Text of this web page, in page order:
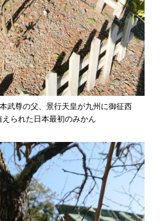
武尊の父、景行天皇が九州に御征西
られた日本最初のみかん